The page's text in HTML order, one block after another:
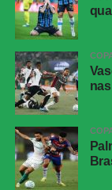
agarrou. Aos 18
obrigaram Dibu
Pedri carregou a
sequência,
mais uma
O cenário se
47 minutos,
em Cubarsí,
Com um jogador